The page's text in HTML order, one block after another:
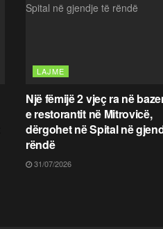
LAJME
Një fëmijë 2 vjeç ra në
e restorantit në Mitrovicë,
dërgohet në Spital në
rëndë
31/07/2026